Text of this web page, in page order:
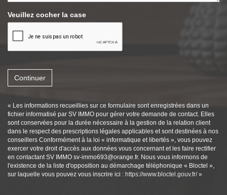
Veuillez cocher la case
Continuer
« Les informations recueillies sur ce formulaire sont enregistrées dans un
fichier informatisé par SV IMMO pour gérer votre demande de contact. Elles
sont conservées pour la durée nécessaire à la gestion de la relation client
dans le respect des prescriptions légales applicables et sont destinées à nos
conseillers Conformément à la loi « informatique et libertés », vous pouvez
exercer votre droit d'accès aux données vous concernant et les faire rectifier
en contactant SV IMMO sv-immo693@orange.fr. Nous vous informons de
l'existence de la liste d'opposition au démarchage téléphonique « Bloctel »,
sur laquelle vous pouvez vous inscrire ici : https://www.bloctel.gouv.fr/»